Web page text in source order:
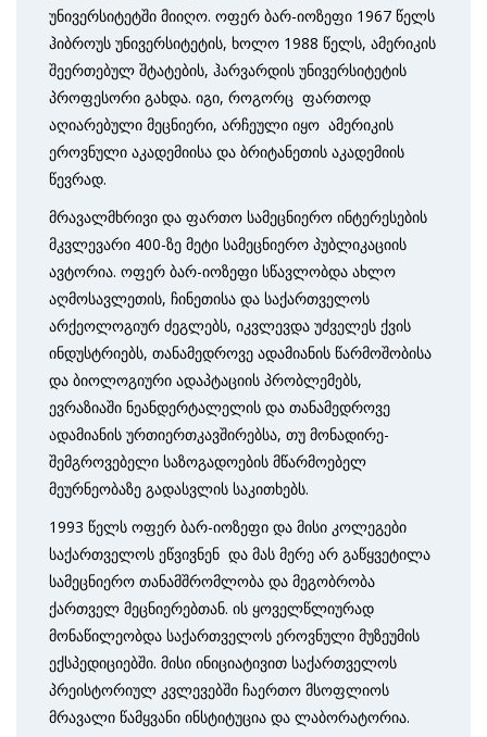
უნივერსიტეტში მიიღო. ოფერ ბარ-იოზეფი 1967 წელს
ჰიბროუს უნივერსიტეტის, ხოლო 1988 წელს, ამერიკის
შეერთებულ შტატების, ჰარვარდის უნივერსიტეტის
პროფესორი გახდა. იგი, როგორც ფართოდ
აღიარებული მეცნიერი, არჩეული იყო ამერიკის
ეროვნული აკადემიისა და ბრიტანეთის აკადემიის
წევრად.
მრავალმხრივი და ფართო სამეცნიერო ინტერესების
მკვლევარი 400-ზე მეტი სამეცნიერო პუბლიკაციის
ავტორია. ოფერ ბარ-იოზეფი სწავლობდა ახლო
აღმოსავლეთის, ჩინეთისა და საქართველოს
არქეოლოგიურ ძეგლებს, იკვლევდა უძველეს ქვის
ინდუსტრიებს, თანამედროვე ადამიანის წარმოშობისა
და ბიოლოგიური ადაპტაციის პრობლემებს,
ევრაზიაში ნეანდერტალელის და თანამედროვე
ადამიანის ურთიერთკავშირებსა, თუ მონადირე-
შემგროვებელი საზოგადოების მწარმოებელ
მეურნეობაზე გადასვლის საკითხებს.
1993 წელს ოფერ ბარ-იოზეფი და მისი კოლეგები
საქართველოს ეწვივნენ და მას მერე არ გაწყვეტილა
სამეცნიერო თანამშრომლობა და მეგობრობა
ქართველ მეცნიერებთან. ის ყოველწლიურად
მონაწილეობდა საქართველოს ეროვნული მუზეუმის
ექსპედიციებში. მისი ინიციატივით საქართველოს
პრეისტორიულ კვლევებში ჩაერთო მსოფლიოს
მრავალი წამყვანი ინსტიტუცია და ლაბორატორია.